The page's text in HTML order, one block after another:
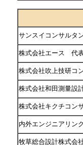
サンスイコンサル
株式会社エース 代
株式会社吹上技研
株式会社和田測量
株式会社キクチコ
内外エンジニアリ
牧草総合設計株式